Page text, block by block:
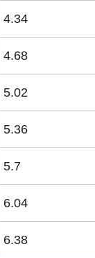
4.34
4.68
5.02
5.36
5.7
6.04
6.38